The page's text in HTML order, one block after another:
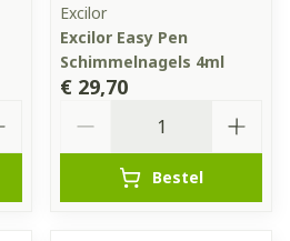
Excilor
Excilor Easy Pen
Schimmelnagels 4ml
€ 29,70
Bestel